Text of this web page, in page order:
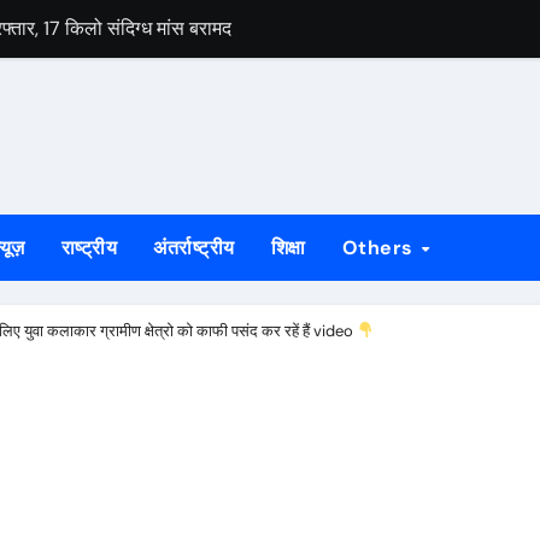
17 किलो संदिग्ध मांस बरामद
उपवास, 10 अगस्त के विधानसभा मार्च में भी होंगे शामिल
में कोडरमा का शानदार प्रदर्शन 5 स्वर्ण सहित 10 पदक जीता
गिरफ्तार
नीरज कुमार हिंडालको सीएसआर ने खान क्षेत्रों में महिला समूहों के
पढ़ाएंगे भी
राष्ट्रीय अंतर्राष्ट्रीय शिक्षा Others
युवा कलाकार ग्रामीण क्षेत्रो को काफी पसंद कर रहें हैं video